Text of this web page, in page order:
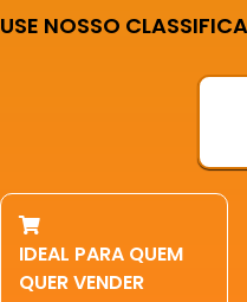
USE NOSSO
IDEAL PARA QUEM
QUER VENDER